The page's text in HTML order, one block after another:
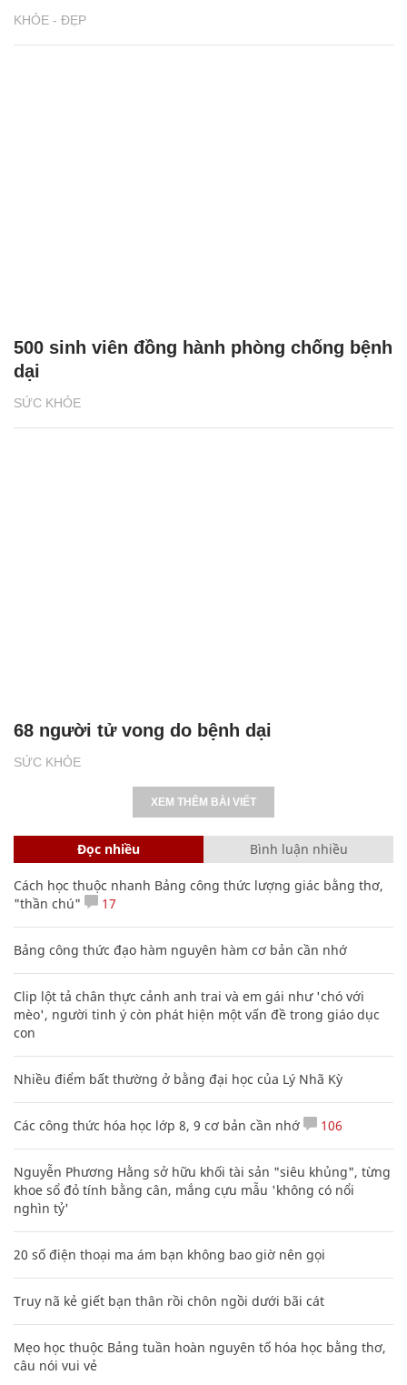
KHỎE - ĐẸP
SỨC KHỎE
500 sinh viên đồng hành phòng chống bệnh
dại
SỨC KHỎE
68 người tử vong do bệnh dại
XEM THÊM BÀI VIẾT
Đọc nhiều Bình luận nhiều
Cách học thuộc nhanh Bảng công thức lượng giác bằng thơ,
"thần chú"
17
Bảng công thức đạo hàm nguyên hàm cơ bản cần nhớ
Clip lột tả chân thực cảnh anh trai và em gái như 'chó với
mèo', người tinh ý còn phát hiện một vấn đề trong giáo dục
con
Nhiều điểm bất thường ở bằng đại học của Lý Nhã Kỳ
Các công thức hóa học lớp 8, 9 cơ bản cần nhớ 106
Nguyễn Phương Hằng sở hữu khối tài sản "siêu khủng", từng
khoe sổ đỏ tính bằng cân, mắng cựu mẫu 'không có nổi
nghìn tỷ'
20 số điện thoại ma ám bạn không bao giờ nên gọi
Truy nã kẻ giết bạn thân rồi chôn ngồi dưới bãi cát
Mẹo học thuộc Bảng tuần hoàn nguyên tố hóa học bằng thơ,
câu nói vui vẻ